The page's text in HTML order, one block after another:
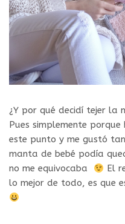
¿Y por qué decidí tejer la
Pues simplemente porque
este punto y me gustó
manta de bebé podía
no me equivocaba
El
lo mejor de todo, es que